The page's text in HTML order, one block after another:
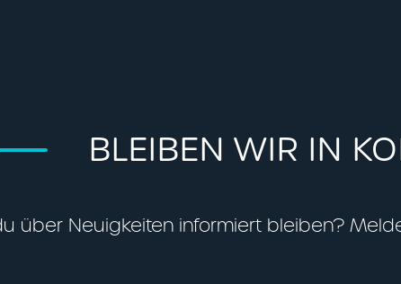
BLEIBEN WIR IN
über Neuigkeiten informiert bleiben?